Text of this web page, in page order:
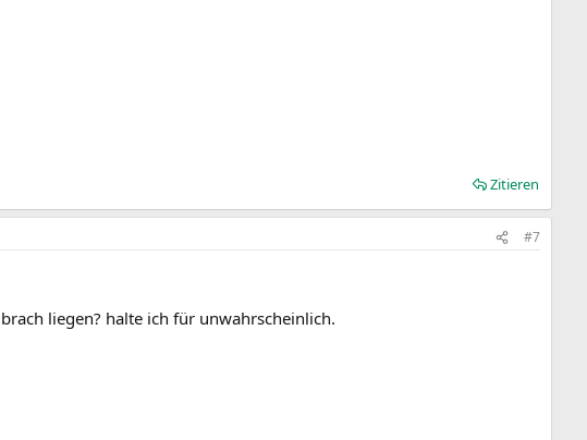
Zitieren
#7
liegen? halte ich für unwahrscheinlich.